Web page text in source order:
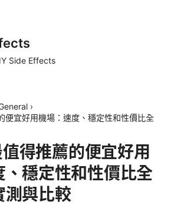
Side Effects
›
便宜好用機場：速度、穩定性和性價比全
得推薦的便宜好用
、穩定性和性價比全
測與比較